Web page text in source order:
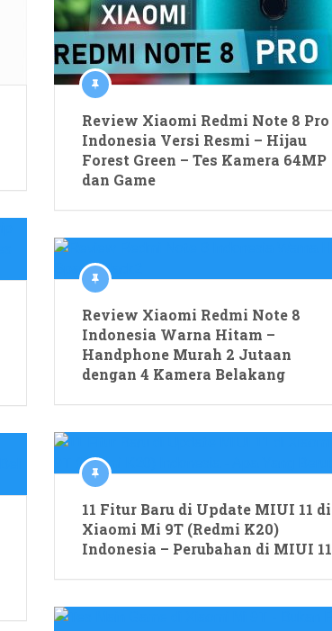
Review Xiaomi Redmi Note 8 Pro
Indonesia Versi Resmi – Hijau
Forest Green – Tes Kamera 64MP
dan Game
Review Xiaomi Redmi Note 8
Indonesia Warna Hitam –
Handphone Murah 2 Jutaan
dengan 4 Kamera Belakang
11 Fitur Baru di Update MIUI 11 di
Xiaomi Mi 9T (Redmi K20)
Indonesia – Perubahan di MIUI 11